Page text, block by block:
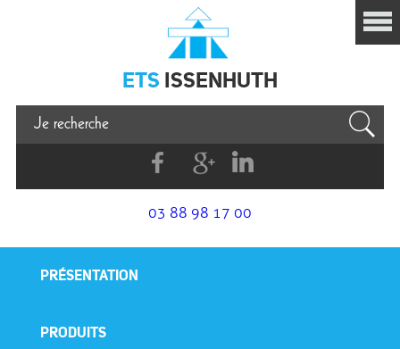
Issenhuth
ETS ISSENHUTH
FacebookG+
Linkedin
03 88 98 17 00
PRÉSENTATION
PRODUITS